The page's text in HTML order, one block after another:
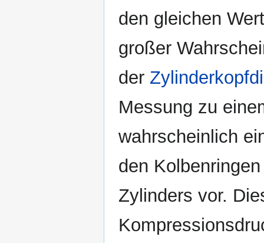
den gleichen
großer
der
Messung zu
wahrscheinlich
den
Zylinders vor.